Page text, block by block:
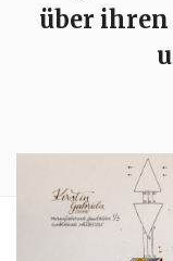
über ihren